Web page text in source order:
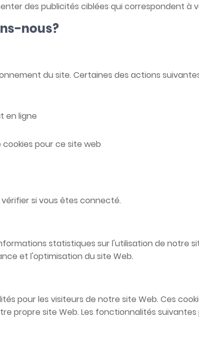
des publicités ciblées qui correspondent à
nous?
du site. Certaines des actions
en ligne
pour ce site web
si vous êtes connecté.
statistiques sur l'utilisation de notre
et l'optimisation du site Web.
pour les visiteurs de notre site Web. Ces
propre site Web. Les fonctionnalités